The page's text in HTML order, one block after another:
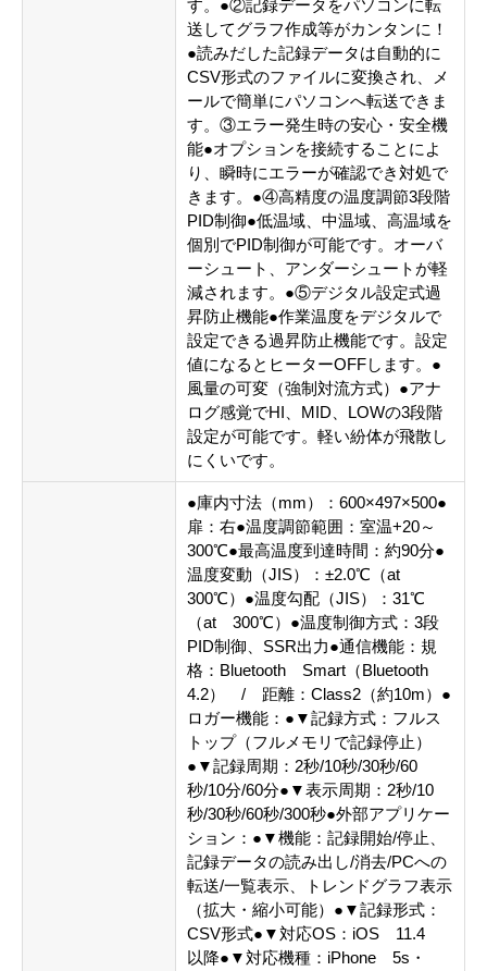
す。●②記録データをパソコンに転
送してグラフ作成等がカンタンに！
●読みだした記録データは自動的に
CSV形式のファイルに変換され、メ
ールで簡単にパソコンへ転送できま
す。③エラー発生時の安心・安全機
能●オプションを接続することによ
り、瞬時にエラーが確認でき対処で
きます。●④高精度の温度調節3段階
PID制御●低温域、中温域、高温域を
個別でPID制御が可能です。オーバ
ーシュート、アンダーシュートが軽
減されます。●⑤デジタル設定式過
昇防止機能●作業温度をデジタルで
設定できる過昇防止機能です。設定
値になるとヒーターOFFします。●
風量の可変（強制対流方式）●アナ
ログ感覚でHI、MID、LOWの3段階
設定が可能です。軽い紛体が飛散し
にくいです。
●庫内寸法（mm）：600×497×500●
扉：右●温度調節範囲：室温+20～
300℃●最高温度到達時間：約90分●
温度変動（JIS）：±2.0℃（at
300℃）●温度勾配（JIS）：31℃
（at 300℃）●温度制御方式：3段
PID制御、SSR出力●通信機能：規
格：Bluetooth Smart（Bluetooth
4.2） / 距離：Class2（約10m）●
ロガー機能：●▼記録方式：フルス
トップ（フルメモリで記録停止）
●▼記録周期：2秒/10秒/30秒/60
秒/10分/60分●▼表示周期：2秒/10
秒/30秒/60秒/300秒●外部アプリケー
ション：●▼機能：記録開始/停止、
記録データの読み出し/消去/PCへの
転送/一覧表示、トレンドグラフ表示
（拡大・縮小可能）●▼記録形式：
CSV形式●▼対応OS：iOS 11.4
以降●▼対応機種：iPhone 5s・